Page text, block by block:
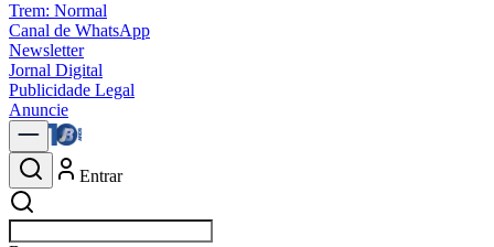
Trem: Normal
Canal de WhatsApp
Newsletter
Jornal Digital
Publicidade Legal
Anuncie
Entrar